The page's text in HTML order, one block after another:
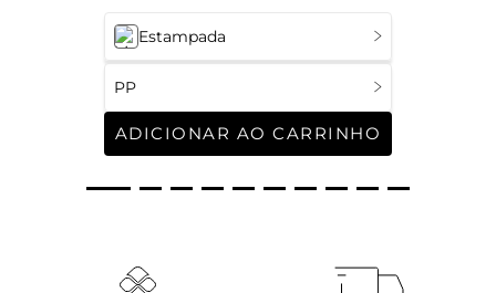
Estampada
PP
ADICIONAR AO CARRINHO